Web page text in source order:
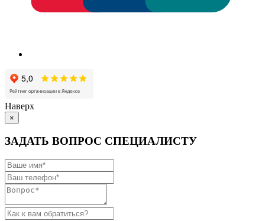
Наверх
×
ЗАДАТЬ ВОПРОС СПЕЦИАЛИСТУ